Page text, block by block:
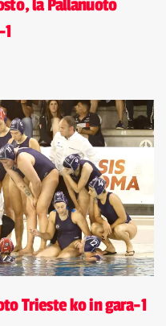
la Pallanuoto
Trieste ko in gara-1